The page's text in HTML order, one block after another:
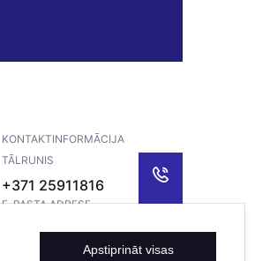
KONTAKTINFORMĀCIJA
TĀLRUNIS
+371 25911816
E-PASTA ADRESE
info@bertasnams.lv
Apstiprināt visas